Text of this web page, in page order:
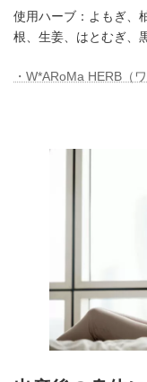
使用ハーブ：よもぎ、
根、生姜、はとむぎ、
・W*ARoMa HERB（